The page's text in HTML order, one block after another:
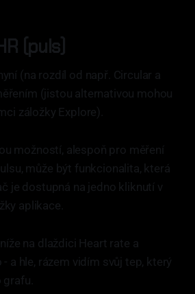
(puls)
(na rozdíl od např. Circular a
(jistou alternativou mohou
záložky Explore).
možností, alespoň pro měření
může být funkcionalita, která
je dostupná na jedno kliknutí v
aplikace.
na dlaždici Heart rate a
a hle, rázem vidím svůj tep, který